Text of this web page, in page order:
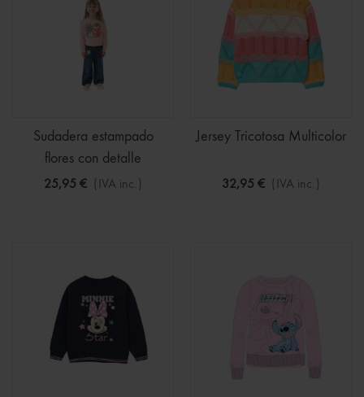
Sudadera estampado
flores con detalle
lentejuelas
25,95 € (IVA inc.)
Jersey Tricotosa Multicolor
32,95 € (IVA inc.)